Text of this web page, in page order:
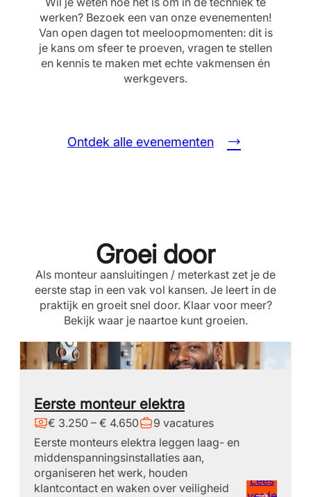
werken? Bezoek een van onze evenementen!
Van open dagen tot meeloopmomenten: dit is
je kans om sfeer te proeven, vragen te stellen
en kennis te maken met echte vakmensen én
werkgevers.
Ontdek alle evenementen
Groei door
Als monteur aansluitingen / meterkast zet je de
eerste stap in een vak vol kansen. Je leert in de
praktijk en groeit snel door. Klaar voor meer?
Bekijk waar je naartoe kunt groeien.
Eerste monteur elektra
€ 3.250 – € 4.650
9 vacatures
Eerste monteurs elektra leggen laag- en
middenspanningsinstallaties aan,
organiseren het werk, houden
klantcontact en waken over veiligheid
Lees